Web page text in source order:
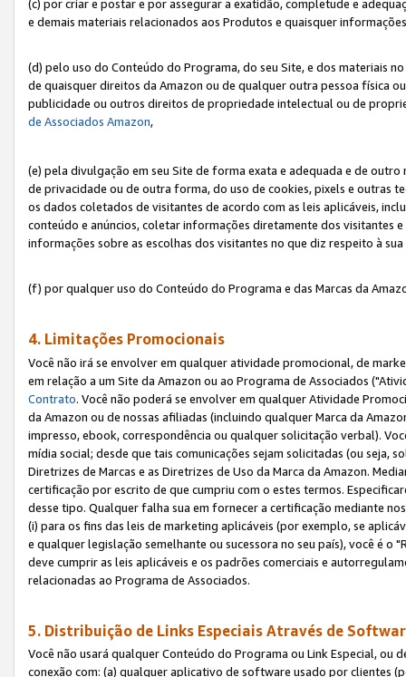
(c) por criar e postar e por assegurar a exatidão, completude e
e demais materiais relacionados aos Produtos e quaisquer
(d) pelo uso do Conteúdo do Programa, do seu Site, e dos materiais
de quaisquer direitos da Amazon ou de qualquer outra pessoa física
publicidade ou outros direitos de propriedade intelectual ou de
de Associados Amazon,
(e) pela divulgação em seu Site de forma exata e adequada e de
de privacidade ou de outra forma, do uso de cookies, pixels e outras
os dados coletados de visitantes de acordo com as leis aplicáveis,
conteúdo e anúncios, coletar informações diretamente dos visitantes
informações sobre as escolhas dos visitantes no que diz respeito à
(f) por qualquer uso do Conteúdo do Programa e das Marcas da
4. Limitações Promocionais
Você não irá se envolver em qualquer atividade promocional, de
em relação a um Site da Amazon ou ao Programa de Associados
Contrato. Você não poderá se envolver em qualquer Atividade
da Amazon ou de nossas afiliadas (incluindo qualquer Marca da
impresso, ebook, correspondência ou qualquer solicitação verbal).
mídia social; desde que tais comunicações sejam solicitadas (ou seja,
Diretrizes de Marcas e as Diretrizes de Uso da Marca da Amazon.
certificação por escrito de que cumpriu com o estes termos.
desse tipo. Qualquer falha sua em fornecer a certificação mediante
(i) para os fins das leis de marketing aplicáveis (por exemplo, se
e qualquer legislação semelhante ou sucessora no seu país), você é o
deve cumprir as leis aplicáveis e os padrões comerciais e
relacionadas ao Programa de Associados.
5. Distribuição de Links Especiais Através de
Você não usará qualquer Conteúdo do Programa ou Link Especial,
conexão com: (a) qualquer aplicativo de software usado por clientes